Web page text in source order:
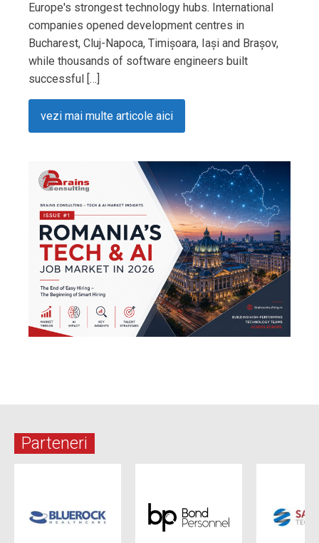
Europe's strongest technology hubs. International
companies opened development centres in
Bucharest, Cluj-Napoca, Timișoara, Iași and Brașov,
while thousands of software engineers built
successful […]
vezi mai multe articole aici
Parteneri